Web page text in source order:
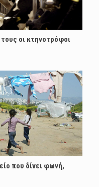
οι κτηνοτρόφοι
που δίνει φωνή,